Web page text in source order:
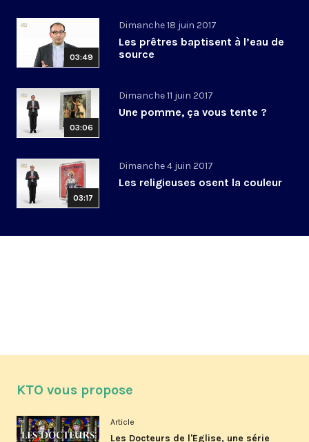
03:49
Dimanche 18 juin 2017
Les prêtres baptisent à l’eau de
source
03:06
Dimanche 11 juin 2017
Une pomme, ça vous tente ?
03:17
Dimanche 4 juin 2017
Les religieuses osent la couleur
KTO vous propose
Article
Les Docteurs de l'Église, une série